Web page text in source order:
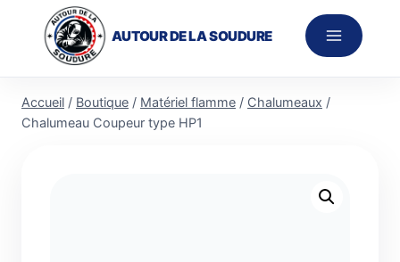
contenu
AUTOUR DE LA SOUDURE
Accueil / Boutique / Matériel flamme / Chalumeaux /
Chalumeau Coupeur type HP1